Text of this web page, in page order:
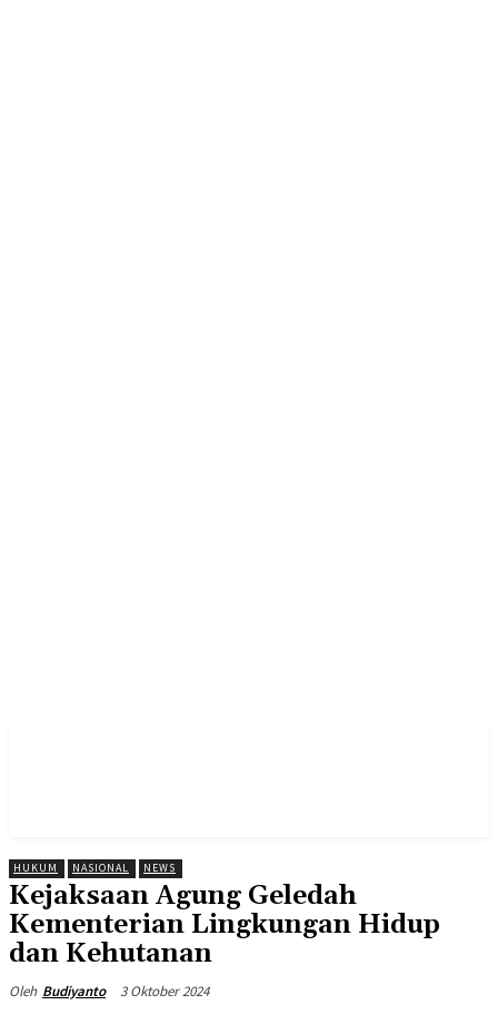
HUKUM NASIONAL NEWS
Kejaksaan Agung Geledah
Kementerian Lingkungan Hidup
dan Kehutanan
Oleh Budiyanto 3 Oktober 2024